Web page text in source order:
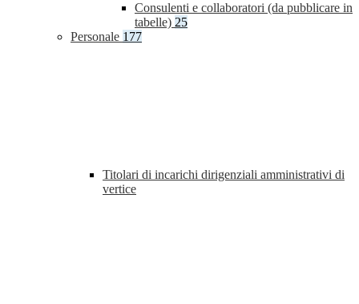
Consulenti e collaboratori (da pubblicare in
tabelle) 25
Personale 177
Titolari di incarichi dirigenziali amministrativi di
vertice